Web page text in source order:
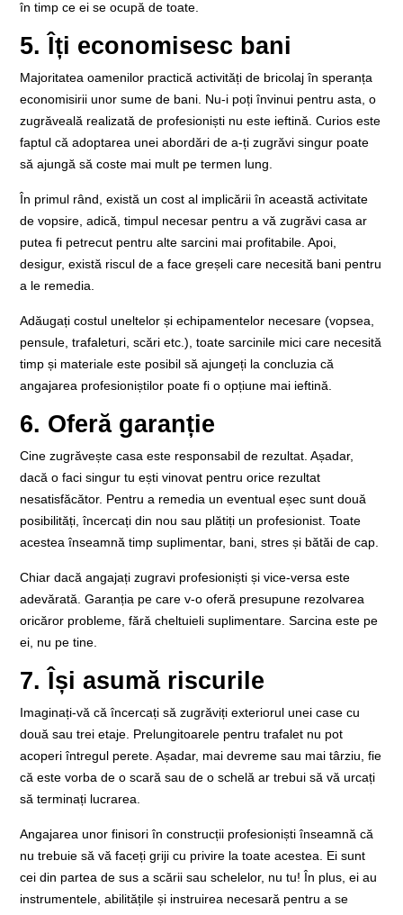
în timp ce ei se ocupă de toate.
5. Îți economisesc bani
Majoritatea oamenilor practică activități de bricolaj în speranța
economisirii unor sume de bani. Nu-i poți învinui pentru asta, o
zugrăveală realizată de profesioniști nu este ieftină. Curios este
faptul că adoptarea unei abordări de a-ți zugrăvi singur poate
să ajungă să coste mai mult pe termen lung.
În primul rând, există un cost al implicării în această activitate
de vopsire, adică, timpul necesar pentru a vă zugrăvi casa ar
putea fi petrecut pentru alte sarcini mai profitabile. Apoi,
desigur, există riscul de a face greșeli care necesită bani pentru
a le remedia.
Adăugați costul uneltelor și echipamentelor necesare (vopsea,
pensule, trafaleturi, scări etc.), toate sarcinile mici care necesită
timp și materiale este posibil să ajungeți la concluzia că
angajarea profesioniștilor poate fi o opțiune mai ieftină.
6. Oferă garanție
Cine zugrăvește casa este responsabil de rezultat. Așadar,
dacă o faci singur tu ești vinovat pentru orice rezultat
nesatisfăcător. Pentru a remedia un eventual eșec sunt două
posibilități, încercați din nou sau plătiți un profesionist. Toate
acestea înseamnă timp suplimentar, bani, stres și bătăi de cap.
Chiar dacă angajați zugravi profesioniști și vice-versa este
adevărată. Garanția pe care v-o oferă presupune rezolvarea
oricăror probleme, fără cheltuieli suplimentare. Sarcina este pe
ei, nu pe tine.
7. Își asumă riscurile
Imaginați-vă că încercați să zugrăviți exteriorul unei case cu
două sau trei etaje. Prelungitoarele pentru trafalet nu pot
acoperi întregul perete. Așadar, mai devreme sau mai târziu, fie
că este vorba de o scară sau de o schelă ar trebui să vă urcați
să terminați lucrarea.
Angajarea unor finisori în construcții profesioniști înseamnă că
nu trebuie să vă faceți griji cu privire la toate acestea. Ei sunt
cei din partea de sus a scării sau schelelor, nu tu! În plus, ei au
instrumentele, abilitățile și instruirea necesară pentru a se